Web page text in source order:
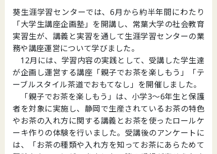
葵生涯学習センターでは、6月から約半年間にわたり
「大学生講座企画塾」を開講し、常葉大学の社会教育
実習生が、講義と実習を通して生涯学習センターの業
務や講座運営について学びました。
12月には、学習内容の実践として、受講した学生達
が企画し運営する講座「親子でお茶を楽しもう」「テ
ーブルスタイル茶道でおもてなし」を開催しました。
「親子でお茶を楽しもう」は、小学3～6年生と保護
者を対象に実施し、静岡で生産されているお茶の特色
やお茶の入れ方に関する講義とお茶を使ったロールケ
ーキ作りの体験を行いました。受講後のアンケートに
は、「お茶の種類や入れ方を知ってお茶にあらためて